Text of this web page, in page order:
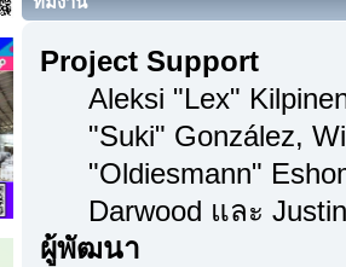
Project Support
Aleksi "Lex"
"Suki" González,
"Oldiesmann"
Darwood และ
ผู้พัฒนา